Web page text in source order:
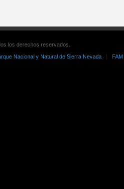
los derechos reservados.
Nacional y Natural de Sierra Nevada FAM